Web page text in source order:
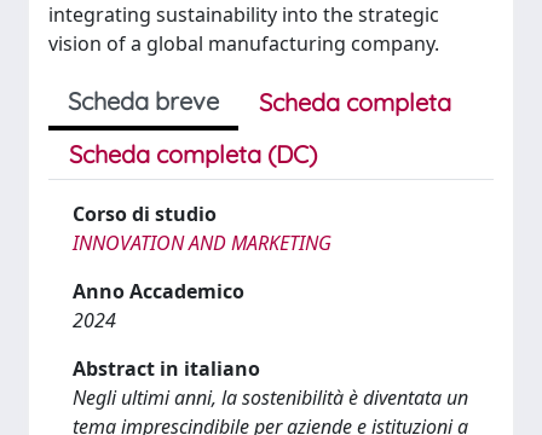
integrating sustainability into the strategic
vision of a global manufacturing company.
Scheda breve
Scheda completa
Scheda completa (DC)
Corso di studio
INNOVATION AND MARKETING
Anno Accademico
2024
Abstract in italiano
Negli ultimi anni, la sostenibilità è diventata un
tema imprescindibile per aziende e istituzioni a